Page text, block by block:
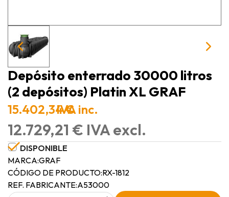
Depósito enterrado 30000 litros
(2 depósitos) Platin XL GRAF
15.402,34 €IVA inc.
12.729,21 € IVA excl.
DISPONIBLE
MARCA:GRAF
CÓDIGO DE PRODUCTO:RX-1812
REF. FABRICANTE:A53000